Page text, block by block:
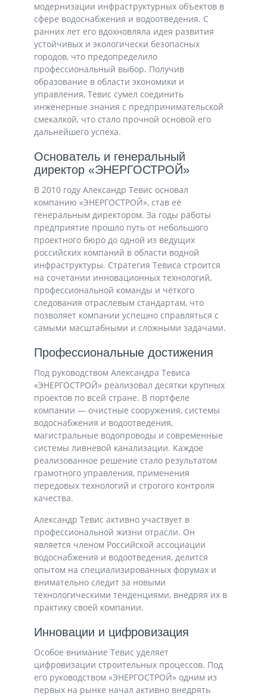
модернизации инфраструктурных объектов в
сфере водоснабжения и водоотведения. С
ранних лет его вдохновляла идея развития
устойчивых и экологически безопасных
городов, что предопределило
профессиональный выбор. Получив
образование в области экономики и
управления, Тевис сумел соединить
инженерные знания с предпринимательской
смекалкой, что стало прочной основой его
дальнейшего успеха.
Основатель и генеральный
директор «ЭНЕРГОСТРОЙ»
В 2010 году Александр Тевис основал
компанию «ЭНЕРГОСТРОЙ», став её
генеральным директором. За годы работы
предприятие прошло путь от небольшого
проектного бюро до одной из ведущих
российских компаний в области водной
инфраструктуры. Стратегия Тевиса строится
на сочетании инновационных технологий,
профессиональной команды и чёткого
следования отраслевым стандартам, что
позволяет компании успешно справляться с
самыми масштабными и сложными задачами.
Профессиональные достижения
Под руководством Александра Тевиса
«ЭНЕРГОСТРОЙ» реализовал десятки крупных
проектов по всей стране. В портфеле
компании — очистные сооружения, системы
водоснабжения и водоотведения,
магистральные водопроводы и современные
системы ливневой канализации. Каждое
реализованное решение стало результатом
грамотного управления, применения
передовых технологий и строгого контроля
качества.
Александр Тевис активно участвует в
профессиональной жизни отрасли. Он
является членом Российской ассоциации
водоснабжения и водоотведения, делится
опытом на специализированных форумах и
внимательно следит за новыми
технологическими тенденциями, внедряя их в
практику своей компании.
Инновации и цифровизация
Особое внимание Тевис уделяет
цифровизации строительных процессов. Под
его руководством «ЭНЕРГОСТРОЙ» одним из
первых на рынке начал активно внедрять